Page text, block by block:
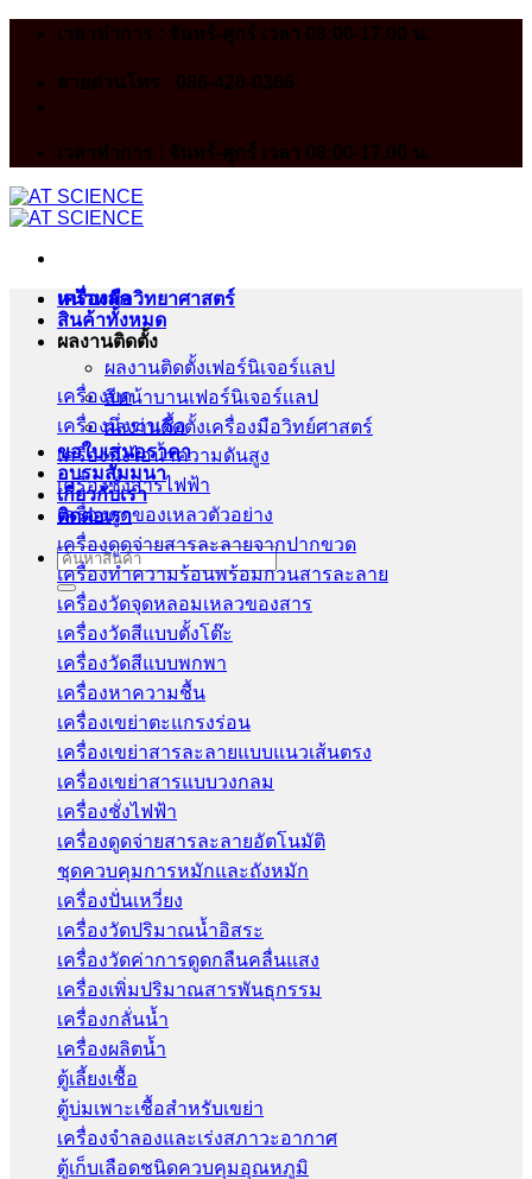
Skip
เวลาทำการ : จันทร์-ศุกร์ เวลา 08:00-17.00 น.
สายด่วนโทร : 086-420-0366
เวลาทำการ : จันทร์-ศุกร์ เวลา 08:00-17.00 น.
หน้าหลัก
สินค้าทั้งหมด
ผลงานติดตั้ง
ผลงานติดตั้งเฟอร์นิเจอร์เเลป
สีหน้าบานเฟอร์นิเจอร์เเลป
ผลงานติดตั้งเครื่องมือวิทย์ศาสตร์
ขอใบเสนอราคา
อบรมสัมมนา
เกี่ยวกับเรา
ติดต่อเรา
Search
for:
เครื่องมือวิทยาศาสตร์
เครื่องบด
เครื่องนึ่งฆ่าเชื้อ
เครื่องนึ่งไอน้ำความดันสูง
เครื่องชั่งสารไฟฟ้า
เครื่องดูดของเหลวตัวอย่าง
เครื่องดูดจ่ายสารละลายจากปากขวด
เครื่องทำความร้อนพร้อมกวนสารละลาย
เครื่องวัดจุดหลอมเหลวของสาร
เครื่องวัดสีแบบตั้งโต๊ะ
เครื่องวัดสีแบบพกพา
เครื่องหาความชื้น
เครื่องเขย่าตะแกรงร่อน
เครื่องเขย่าสารละลายแบบแนวเส้นตรง
เครื่องเขย่าสารแบบวงกลม
เครื่องชั่งไฟฟ้า
เครื่องดูดจ่ายสารละลายอัตโนมัติ
ชุดควบคุมการหมักและถังหมัก
เครื่องปั่นเหวี่ยง
เครื่องวัดปริมาณน้ำอิสระ
เครื่องวัดค่าการดูดกลืนคลื่นแสง
เครื่องเพิ่มปริมาณสารพันธุกรรม
เครื่องกลั่นน้ำ
เครื่องผลิตน้ำ
ตู้เลี้ยงเชื้อ
ตู้บ่มเพาะเชื้อสำหรับเขย่า
เครื่องจำลองและเร่งสภาวะอากาศ
ตู้เก็บเลือดชนิดควบคุมอุณหภูมิ